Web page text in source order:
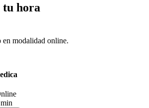
tu hora
en modalidad online.